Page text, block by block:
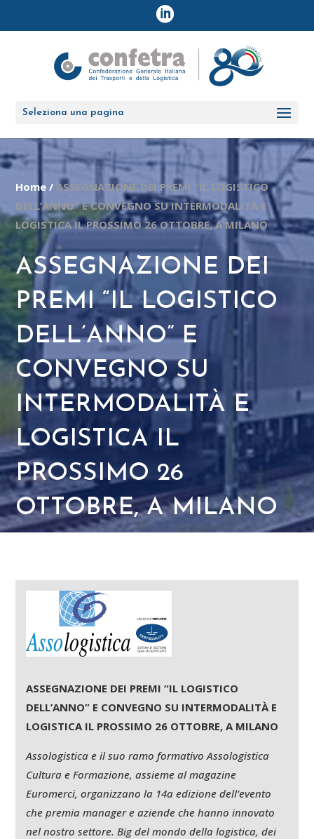
Seleziona una pagina
Home /ASSEGNAZIONE DEI PREMI “IL LOGISTICO
DELL’ANNO” E CONVEGNO SU INTERMODALITÀ E
LOGISTICA IL PROSSIMO 26 OTTOBRE, A MILANO
ASSEGNAZIONE DEI
PREMI “IL LOGISTICO
DELL’ANNO” E
CONVEGNO SU
INTERMODALITÀ E
LOGISTICA IL
PROSSIMO 26
OTTOBRE, A MILANO
ASSEGNAZIONE DEI PREMI “IL LOGISTICO
DELL’ANNO” E CONVEGNO SU INTERMODALITÀ E
LOGISTICA IL PROSSIMO 26 OTTOBRE, A MILANO
Assologistica e il suo ramo formativo Assologistica
Cultura e Formazione, assieme al magazine
Euromerci, organizzano la 14a edizione dell’evento
che premia manager e aziende che hanno innovato
nel nostro settore. Big del mondo della logistica, dei